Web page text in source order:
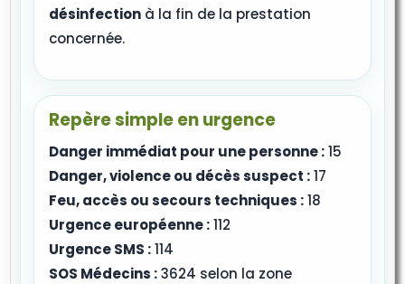
désinfection à la fin de la prestation
concernée.
Repère simple en urgence
Danger immédiat pour une personne :15
Danger, violence ou décès suspect :17
Feu, accès ou secours techniques :18
Urgence européenne :112
Urgence SMS :114
SOS Médecins :3624 selon la zone